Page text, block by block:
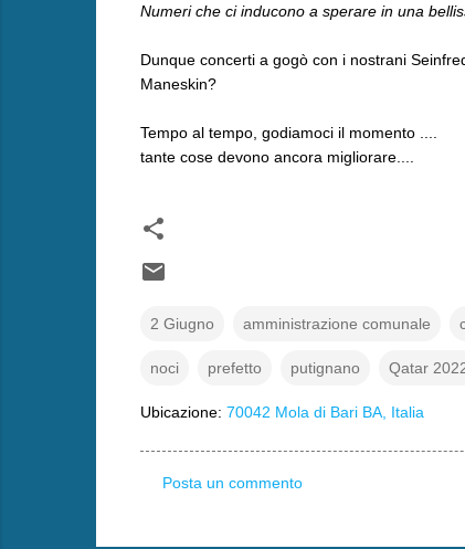
Numeri che ci inducono a sperare in una
Dunque concerti a gogò con i nostrani
Maneskin?
Tempo al tempo, godiamoci il momento ....
tante cose devono ancora migliorare....
2 Giugno amministrazione comunale
noci prefetto putignano Qatar
Ubicazione: 70042 Mola di Bari BA, Italia
Posta un commento